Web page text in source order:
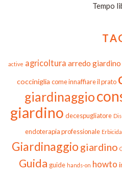
Tempo
active agricoltura arredo giardino
cocciniglia come innaffiare il prato
giardinaggio
giardino decespugliatore
endoterapia professionale Erbicida
Giardinaggio giardino
Guida guide hands-on howto